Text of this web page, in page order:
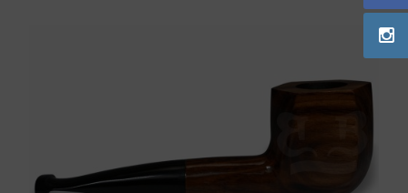
Bolsas para Cachimbo